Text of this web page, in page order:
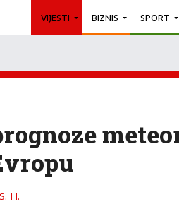
VIJESTI BIZNIS SPORT
S. H.